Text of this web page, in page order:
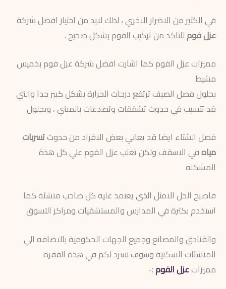
في الكثير من الاضرار الاخري ، لذلك لابد من اختيار افضل شركة
عزل فومللتاكد من تركيب الفوم بشكل صحيح .
مميزات عزل الفوم كما اشارت افضل شركة عزل فوم بخميس
مشيط
بحلول فصل الصيف ترتفع درجات الحرارة بشكل كبير جدا والتي
قد تتسبب في حدوث تشققات وتصدعات بالمبني ، وبحلول
فصل الشتاء ايضا قد يعاني بعض الافراد من حدوثتسربات
مياهفي الاسقف ولكن تغلب عزل الفوم علي كل هذة
المشكله
فاصبح الحل الامثل الذي يعتمد عليه كل صاحب منشئة كما
استخدم بكثرة في المدارس والمستشفيات ومراكز التسوق
والفنادق والمصانع وجميع الجهات الحكومية بالاضافه الي
المنشئات السكنية وسوف نسرد لكم في هذة الفقرة
مميزاتعزل الفوم:-